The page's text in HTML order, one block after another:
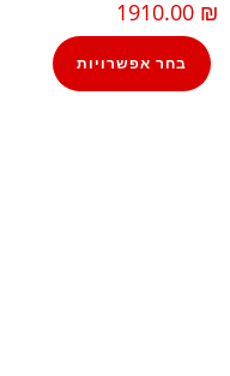
1910.00 ₪
בחר אפשרויות